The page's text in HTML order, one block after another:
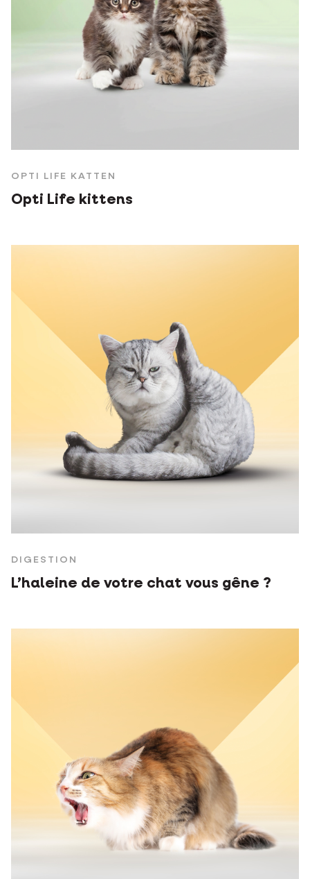
OPTI LIFE KATTEN
Opti Life kittens
DIGESTION
L’haleine de votre chat vous gêne ?